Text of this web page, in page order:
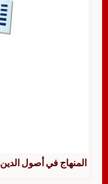
المنهاج في أصول الدين